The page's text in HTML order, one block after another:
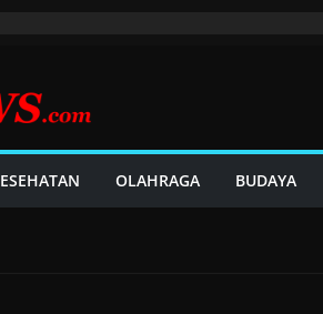
OLAHRAGA BUDAYA